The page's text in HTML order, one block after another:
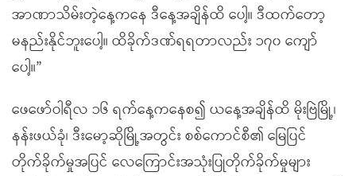
အာဏာသိမ်းတဲ့နေ့ကနေ ဒီနေ့အချိန်ထိ ပေါ့။ ဒီထက်တော့
မနည်းနိုင်ဘူးပေါ့။ ထိခိုက်ဒဏ်ရရတာလည်း ၁၇၀ ကျော်
ပေါ့။”
ဖေဖော်ဝါရီလ ၁၆ ရက်နေ့ကနေစ၍ ယနေ့အချိန်ထိ မိုးဗြဲမြို့၊
နန်းဖယ်ခုံ၊ ဒီးမော့ဆိုမြို့အတွင်း စစ်ကောင်စီ၏ မြေပြင်
တိုက်ခိုက်မှုအပြင် လေကြောင်းအသုံးပြုတိုက်ခိုက်မှုများ